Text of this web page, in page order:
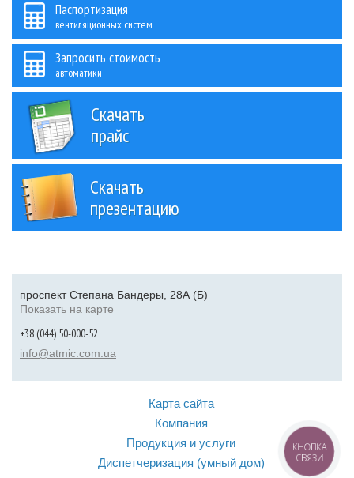
Паспортизация
вентиляционных систем
Запросить стоимость
автоматики
Скачать
прайс
Скачать
презентацию
проспект Степана Бандеры, 28А (Б)
Показать на карте
+38 (044) 50-000-52
info@atmic.com.ua
Карта сайта
Компания
Продукция и услуги
Диспетчеризация (умный дом)
КНОПКА
СВЯЗИ